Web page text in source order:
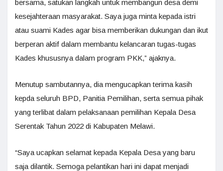
bersama, satukan langkah untuk membangun desa demi
kesejahteraan masyarakat. Saya juga minta kepada istri
atau suami Kades agar bisa memberikan dukungan dan ikut
berperan aktif dalam membantu kelancaran tugas-tugas
Kades khususnya dalam program PKK,” ajaknya.
Menutup sambutannya, dia mengucapkan terima kasih
kepda seluruh BPD, Panitia Pemilihan, serta semua pihak
yang terlibat dalam pelaksanaan pemilihan Kepala Desa
Serentak Tahun 2022 di Kabupaten Melawi.
“Saya ucapkan selamat kepada Kepala Desa yang baru
saja dilantik. Semoga pelantikan hari ini dapat menjadi